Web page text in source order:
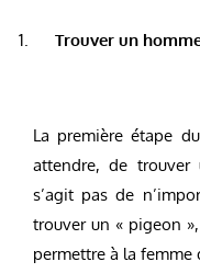
Trouver un
La première étape
attendre, de
s’agit pas de
trouver un « pigeon
permettre à la femme